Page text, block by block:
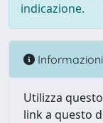
indicazione.
Informazioni
Utilizza
link a questo